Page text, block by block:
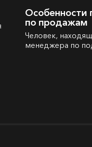
Особенности
по продажам
Человек,
менеджера по